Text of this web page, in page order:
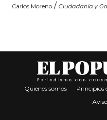
Carlos Moreno / Ciudadanía y
Quiénes somos Principios